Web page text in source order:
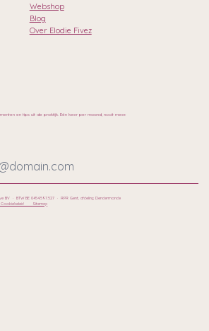
Webshop
Blog
Over Elodie Fivez
en tips uit de praktijk. Eén keer per maand, nooit meer.
· BTW BE 0454.597.527 · RPR Gent, afdeling Dendermonde
Cookiebeleid Sitemap